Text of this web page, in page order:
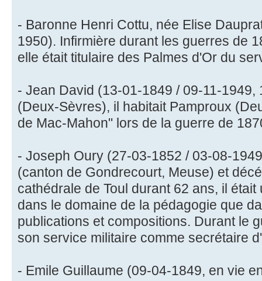
- Baronne Henri Cottu, née Elise
1950). Infirmière durant les guerres de
elle était titulaire des Palmes d'Or du
- Jean David (13-01-1849 / 09-11-
(Deux-Sèvres), il habitait Pamproux
de Mac-Mahon" lors de la guerre de
- Joseph Oury (27-03-1852 / 03-08-
(canton de Gondrecourt, Meuse) et
cathédrale de Toul durant 62 ans, il
dans le domaine de la pédagogie que
publications et compositions. Durant le
son service militaire comme secrétaire
- Emile Guillaume (09-04-1849, en vie